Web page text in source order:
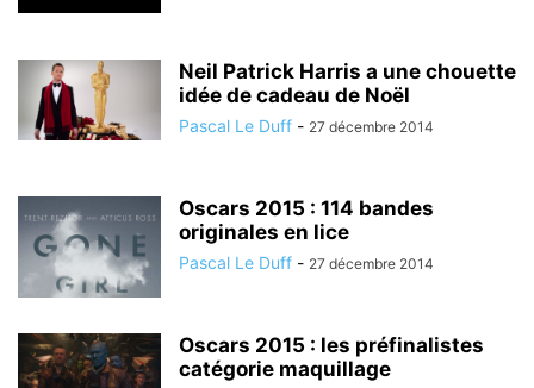
Neil Patrick Harris a une chouette
idée de cadeau de Noël
Pascal Le Duff - 27 décembre 2014
Oscars 2015 : 114 bandes
originales en lice
Pascal Le Duff - 27 décembre 2014
Oscars 2015 : les préfinalistes
catégorie maquillage